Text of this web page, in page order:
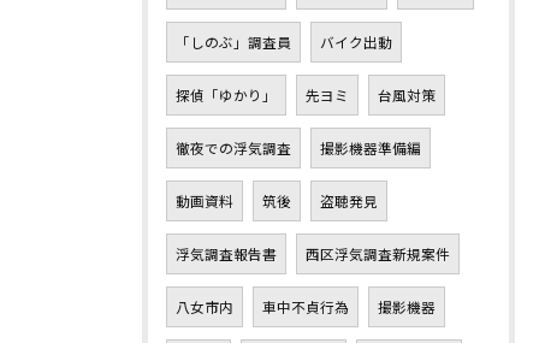
「しのぶ」調査員 バイク出動
探偵「ゆかり」 先ヨミ 台風対策
徹夜での浮気調査 撮影機器準備編
動画資料 筑後 盗聴発見
浮気調査報告書 西区浮気調査新規案件
八女市内 車中不貞行為 撮影機器